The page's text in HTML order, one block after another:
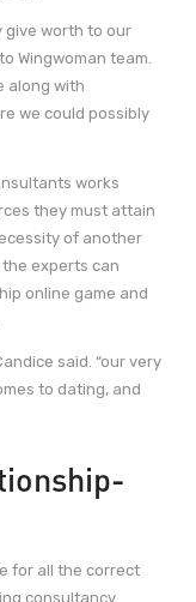
give worth to our
Wingwoman team.
along with
we could possibly
works
they must attain
of another
experts can
online game and
said. “our very
to dating, and
for all the correct
consultancy